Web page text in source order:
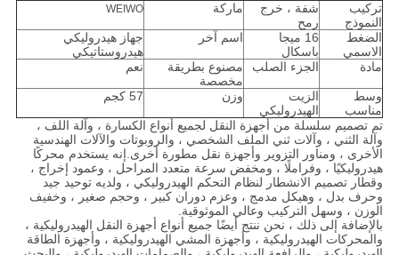
تركيب
النموذج
شفة ، خرج
رمح
ماركة WEIWO
الضغط
الاسمي
16 ميجا
باسكال
اسم آخر
جهاز هيدروليكي
هيدروستاتيكي
مادة
الجزء الصلب
مصنوع بطريقة
مخصصة
نعم
وسط
مناسب
الزيت
الهيدروليكي
وزن 57 كجم
تم تصميم سلسلة من أجهزة النقل لجميع أنواع الكسارة ، وآلة اللف ،
وآلة الثني ، وآلات ثني الملف الشخصي ، والروبوتات والآلات الهندسية
الأخرى ، ومناور التزوير وأجهزة نقل مطورة أخرى.إنه يستخدم محركًا
هيدروليكيًا ، وفراملًا ، ومخفض سرعة متعدد المراحل ، وعمود إخراج ،
وقطار تصميم الانشطار لنظام التحكم الهيدروليكي ، ولديه توحيد جيد
وحرف بدل ، وهيكل مدمج ، وعزم دوران كبير ، وحجم صغير ، وخفيف
الوزن ، وسهل التركيب وعالي الموثوقية.
بالإضافة إلى ذلك ، نحن ننتج أيضًا جميع أنواع أجهزة النقل الهيدروليكية ،
والمحركات الهيدروليكية ، وأجهزة المشي الهيدروليكية ، وأجهزة الطاقة